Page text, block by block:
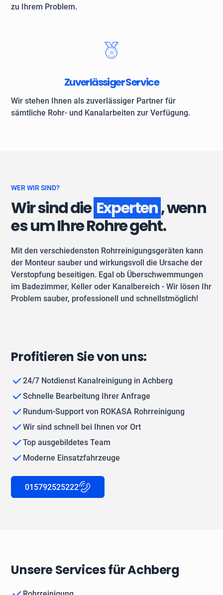
zu Ihrem Problem.
Zuverlässiger Service
Wir stehen Ihnen als zuverlässiger Partner für
sämtliche Rohr- und Kanalarbeiten zur Verfügung.
WER WIR SIND?
Wir sind die Experten, wenn
es um Ihre Rohre geht.
Mit den verschiedensten Rohrreinigungsgeräten kann
der Monteur sauber und wirkungsvoll die Ursache der
Verstopfung beseitigen. Egal ob Überschwemmungen
im Badezimmer, Keller oder Kanalbereich - Wir lösen Ihr
Problem sauber, professionell und schnellstmöglich!
Profitieren Sie von uns:
24/7 Notdienst Kanalreinigung in Achberg
Schnelle Bearbeitung Ihrer Anfrage
Rundum-Support von ROKASA Rohrreinigung
Wir sind schnell bei Ihnen vor Ort
Top ausgebildetes Team
Moderne Einsatzfahrzeuge
015792525222
Unsere Services für Achberg